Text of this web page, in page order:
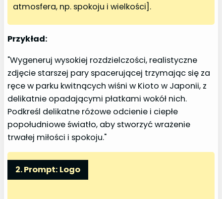
atmosfera, np. spokoju i wielkości].
Przykład:
"Wygeneruj wysokiej rozdzielczości, realistyczne
zdjęcie starszej pary spacerującej trzymając się za
ręce w parku kwitnących wiśni w Kioto w Japonii, z
delikatnie opadającymi płatkami wokół nich.
Podkreśl delikatne różowe odcienie i ciepłe
popołudniowe światło, aby stworzyć wrażenie
trwałej miłości i spokoju."
2. Prompt: Logo